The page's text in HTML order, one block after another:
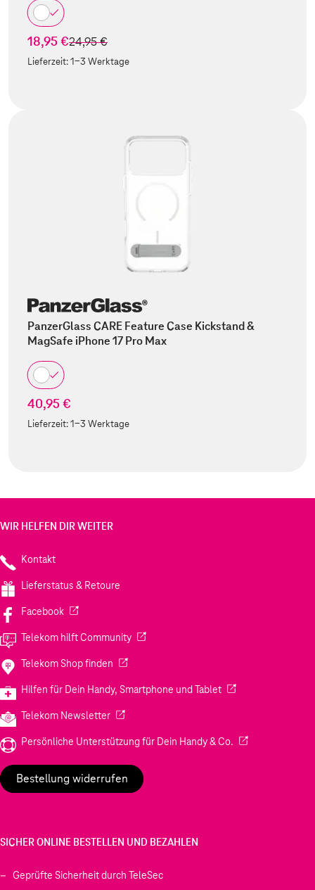
18,95 €statt
24,95 €
Lieferzeit:1-3 Werktage
PanzerGlass CARE Feature Case Kickstand &
MagSafe iPhone 17 Pro Max
40,95 €
Lieferzeit:1-3 Werktage
WIR HELFEN DIR WEITER
Kontakt
Lieferstatus & Retoure
Facebook(Wird in einem neuen Tab geöffnet)
Telekom hilft Community(Wird in einem neuen Tab geöffnet)
Telekom Shop finden (Wird in einem neuen Tab geöffnet)
Hilfen für Dein Handy, Smartphone und Tablet(Wird in einem
Telekom Newsletter(Wird in einem neuen Tab geöffnet)
Persönliche Unterstützung für Dein Handy & Co. (Wird in einem
Bestellung widerrufen
SICHER ONLINE BESTELLEN UND BEZAHLEN
Geprüfte Sicherheit durch TeleSec